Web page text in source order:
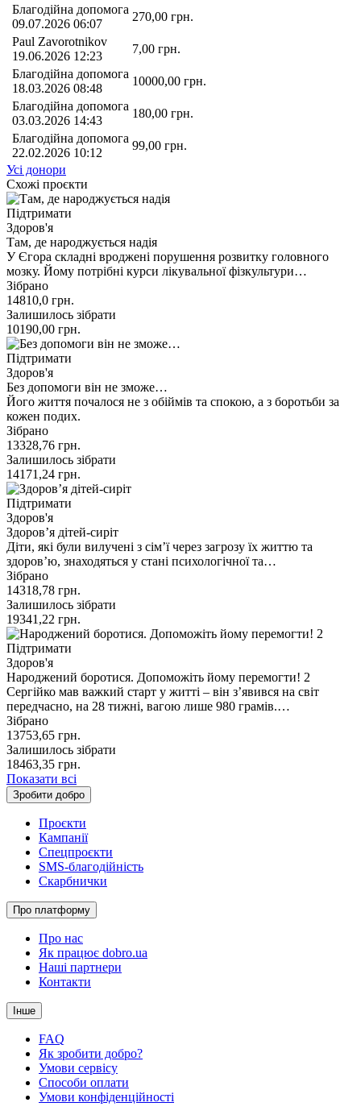
Благодійна допомога
09.07.2026 06:07
270,00 грн.
Paul Zavorotnikov
19.06.2026 12:23
7,00 грн.
Благодійна допомога
18.03.2026 08:48
10000,00 грн.
Благодійна допомога
03.03.2026 14:43
180,00 грн.
Благодійна допомога
22.02.2026 10:12
99,00 грн.
Усі донори
Схожі проєкти
Підтримати
Здоров'я
Там, де народжується надія
У Єгора складні вроджені порушення розвитку головного
мозку. Йому потрібні курси лікувальної фізкультури…
Зібрано
14810,0 грн.
Залишилось зібрати
10190,00 грн.
Підтримати
Здоров'я
Без допомоги він не зможе…
Його життя почалося не з обіймів та спокою, а з боротьби за
кожен подих.
Зібрано
13328,76 грн.
Залишилось зібрати
14171,24 грн.
Підтримати
Здоров'я
Здоров’я дітей-сиріт
Діти, які були вилучені з сім’ї через загрозу їх життю та
здоров’ю, знаходяться у стані психологічної та…
Зібрано
14318,78 грн.
Залишилось зібрати
19341,22 грн.
Підтримати
Здоров'я
Народжений боротися. Допоможіть йому перемогти! 2
Сергійко мав важкий старт у житті – він з’явився на світ
передчасно, на 28 тижні, вагою лише 980 грамів.…
Зібрано
13753,65 грн.
Залишилось зібрати
18463,35 грн.
Показати всі
Зробити добро
Проєкти
Кампанії
Спецпроєкти
SMS-благодійність
Скарбнички
Про платформу
Про нас
Як працює dobro.ua
Наші партнери
Контакти
Інше
FAQ
Як зробити добро?
Умови сервісу
Способи оплати
Умови конфіденційності